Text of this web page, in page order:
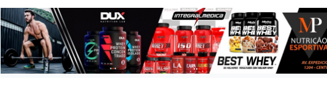
ao fogo
Publicada há 9 meses